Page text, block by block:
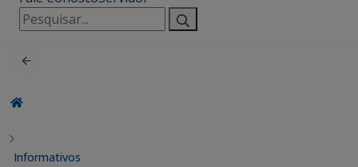
Pesquisar
por:
Informativos